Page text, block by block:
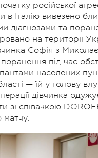
російської
в Італію вивезено
діагнозами та
на території
Софія з
під час
населених
— їй у голову
дівчинка
зі співачкою
матчу.